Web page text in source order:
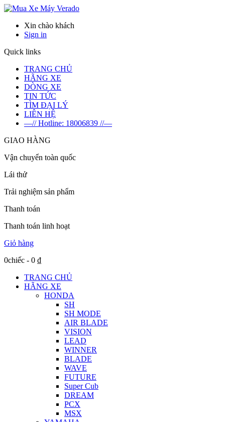
Verado
Xin chào khách
Sign in
Quick links
TRANG CHỦ
HÃNG XE
DÒNG XE
TIN TỨC
TÌM ĐẠI LÝ
LIÊN HỆ
—// Hotline: 18006839 //—
GIAO HÀNG
Vận chuyển toàn quốc
Lái thử
Trải nghiệm sản phẩm
Thanh toán
Thanh toán linh hoạt
Giỏ hàng
0chiếc - 0 ₫
TRANG CHỦ
HÃNG XE
HONDA
SH
SH MODE
AIR BLADE
VISION
LEAD
WINNER
BLADE
WAVE
FUTURE
Super Cub
DREAM
PCX
MSX